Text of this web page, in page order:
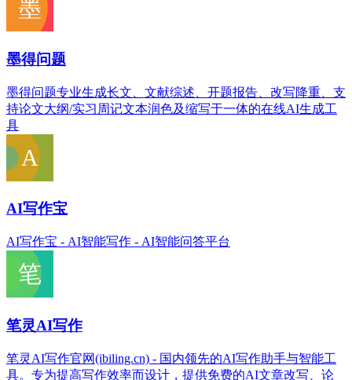
墨得问题
墨得问题专业生成长文、文献综述、开题报告、改写降重、支
持论文大纲/实习周记文本润色及缩写于一体的在线AI生成工
具
AI写作宝
AI写作宝 - AI智能写作 - AI智能问答平台
笔灵AI写作
笔灵AI写作官网(ibiling.cn) - 国内领先的AI写作助手与智能工
具。专为提高写作效率而设计，提供免费的AI文章改写、论